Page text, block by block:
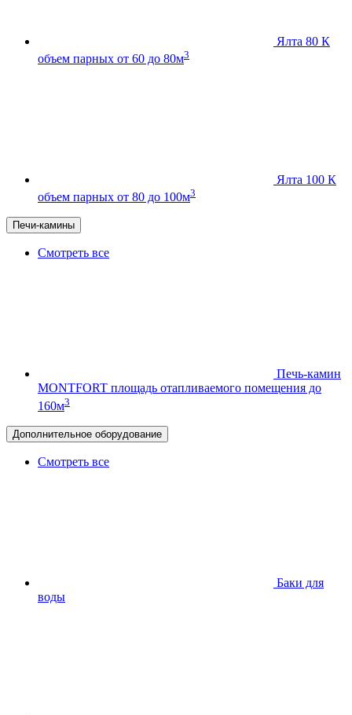
Ялта 80 К
объем парных от 60 до 80м3
Ялта 100 К
объем парных от 80 до 100м3
Печи-камины
Смотреть все
Печь-камин
MONTFORT площадь отапливаемого помещения до
160м3
Дополнительное оборудование
Смотреть все
Баки для
воды